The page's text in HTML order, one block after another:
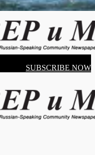
SUBSCRIBE NOW